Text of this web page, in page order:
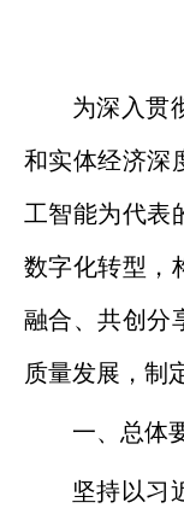
为深入贯
和实体经济深
工智能为代表
数字化转型，
融合、共创分
质量发展，制
一、总体
坚持以习